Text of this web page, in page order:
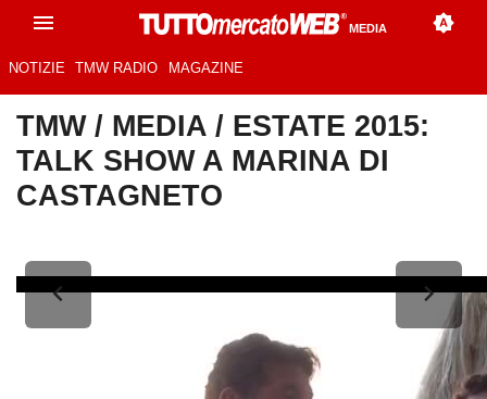
MEDIA
NOTIZIE TMW RADIO MAGAZINE
TMW/ MEDIA / ESTATE 2015:
TALK SHOW A MARINA DI
CASTAGNETO